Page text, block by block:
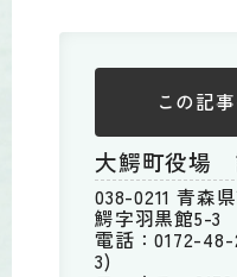
この記
大鰐町役場
038-0211 青森
鰐字羽黒館5-3
電話：0172-48-
3)